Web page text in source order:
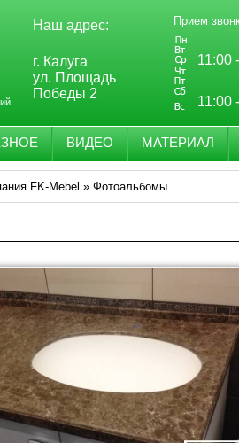
Наш адрес:
г. Калуга
ул. Площадь
Победы 2
Прием
11:00
11:00
ВИДЕО МАТЕРИАЛ
FK-Mebel » Фотоальбомы
- 0 +